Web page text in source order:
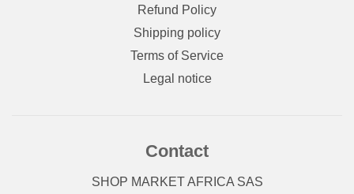
Refund Policy
Shipping policy
Terms of Service
Legal notice
Contact
SHOP MARKET AFRICA SAS